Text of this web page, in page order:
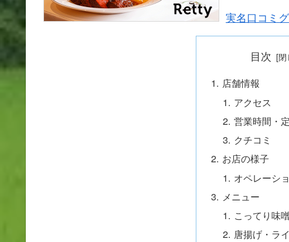
実名口コミ
目次
店舗情報
アクセス
営業時間・
クチコミ
お店の様子
オペレーシ
メニュー
こってり味
唐揚げ・ラ